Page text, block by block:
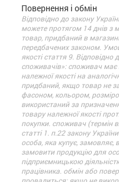
Повернення і обмін
Відповідно до закону
можете протягом 14 днів з
товар, придбаний в
передбачених законом.
якості стаття 9.
споживачів»: споживач
належної якості на
придбаний, якщо товар не
фасоном, кольором,
використаний за
товару належної якості
покупки. споживач (термін
статті 1. п.22 закону
особа, яка купує,
замовити продукцію для
підприємницькою
працівника. обмін або